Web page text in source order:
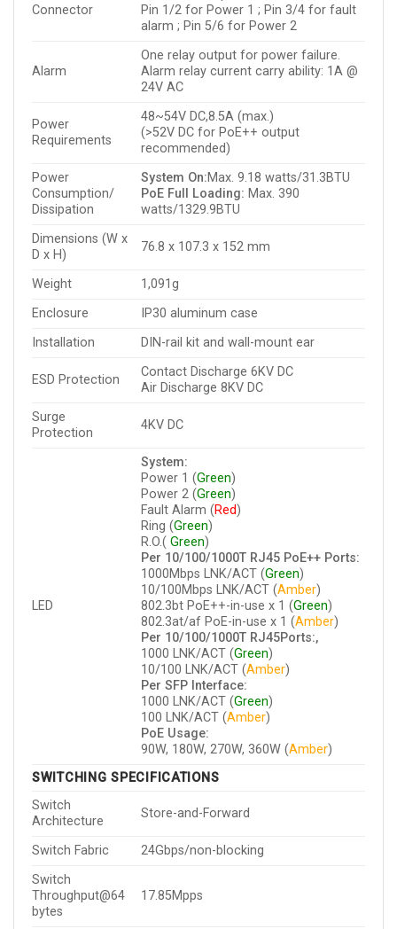
Connector
Pin 1/2 for Power 1 ; Pin 3/4 for fault
alarm ; Pin 5/6 for Power 2
Alarm
One relay output for power failure.
Alarm relay current carry ability: 1A @
24V AC
Power
Requirements
48~54V DC,8.5A (max.)
(>52V DC for PoE++ output
recommended)
Power
Consumption/
Dissipation
System On:Max. 9.18 watts/31.3BTU
PoE Full Loading: Max. 390
watts/1329.9BTU
Dimensions (W x
D x H)
76.8 x 107.3 x 152 mm
Weight
1,091g
Enclosure
IP30 aluminum case
Installation
DIN-rail kit and wall-mount ear
ESD Protection
Contact Discharge 6KV DC
Air Discharge 8KV DC
Surge
Protection
4KV DC
LED
System:
Power 1 (Green)
Power 2 (Green)
Fault Alarm (Red)
Ring (Green)
R.O.(Green)
Per 10/100/1000T RJ45 PoE++ Ports:
1000Mbps LNK/ACT (Green)
10/100Mbps LNK/ACT (Amber)
802.3bt PoE++-in-use x 1 (Green)
802.3at/af PoE-in-use x 1 (Amber)
Per 10/100/1000T RJ45Ports:,
1000 LNK/ACT (Green)
10/100 LNK/ACT (Amber)
Per SFP Interface:
1000 LNK/ACT (Green)
100 LNK/ACT (Amber)
PoE Usage:
90W, 180W, 270W, 360W (Amber)
SWITCHING SPECIFICATIONS
Switch
Architecture
Store-and-Forward
Switch Fabric
24Gbps/non-blocking
Switch
Throughput@64
bytes
17.85Mpps